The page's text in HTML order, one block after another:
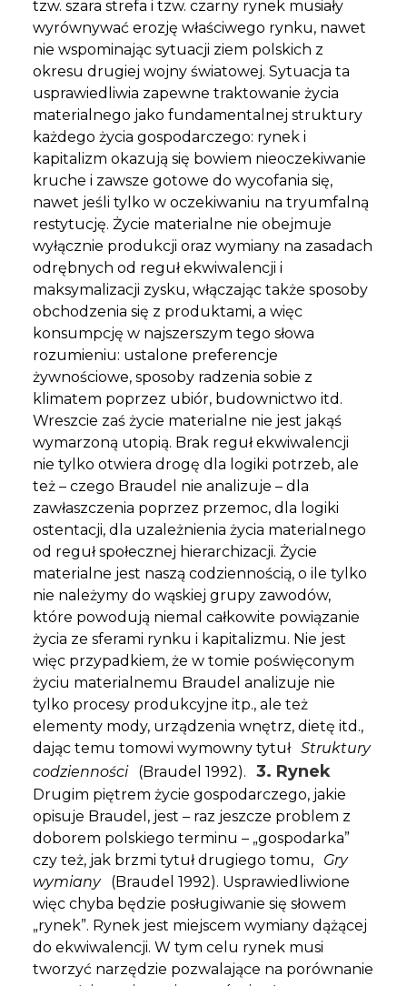
tzw. szara strefa i tzw. czarny rynek musiały
wyrównywać erozję właściwego rynku, nawet
nie wspominając sytuacji ziem polskich z
okresu drugiej wojny światowej. Sytuacja ta
usprawiedliwia zapewne traktowanie życia
materialnego jako fundamentalnej struktury
każdego życia gospodarczego: rynek i
kapitalizm okazują się bowiem nieoczekiwanie
kruche i zawsze gotowe do wycofania się,
nawet jeśli tylko w oczekiwaniu na tryumfalną
restytucję. Życie materialne nie obejmuje
wyłącznie produkcji oraz wymiany na zasadach
odrębnych od reguł ekwiwalencji i
maksymalizacji zysku, włączając także sposoby
obchodzenia się z produktami, a więc
konsumpcję w najszerszym tego słowa
rozumieniu: ustalone preferencje
żywnościowe, sposoby radzenia sobie z
klimatem poprzez ubiór, budownictwo itd.
Wreszcie zaś życie materialne nie jest jakąś
wymarzoną utopią. Brak reguł ekwiwalencji
nie tylko otwiera drogę dla logiki potrzeb, ale
też – czego Braudel nie analizuje – dla
zawłaszczenia poprzez przemoc, dla logiki
ostentacji, dla uzależnienia życia materialnego
od reguł społecznej hierarchizacji. Życie
materialne jest naszą codziennością, o ile tylko
nie należymy do wąskiej grupy zawodów,
które powodują niemal całkowite powiązanie
życia ze sferami rynku i kapitalizmu. Nie jest
więc przypadkiem, że w tomie poświęconym
życiu materialnemu Braudel analizuje nie
tylko procesy produkcyjne itp., ale też
elementy mody, urządzenia wnętrz, dietę itd.,
dając temu tomowi wymowny tytuł Struktury
codzienności
(Braudel 1992). 3. Rynek
Drugim piętrem życie gospodarczego, jakie
opisuje Braudel, jest – raz jeszcze problem z
doborem polskiego terminu – „gospodarka”
czy też, jak brzmi tytuł drugiego tomu,
Gry
wymiany (Braudel 1992). Usprawiedliwione
więc chyba będzie posługiwanie się słowem
„rynek”. Rynek jest miejscem wymiany dążącej
do ekwiwalencji. W tym celu rynek musi
tworzyć narzędzie pozwalające na porównanie